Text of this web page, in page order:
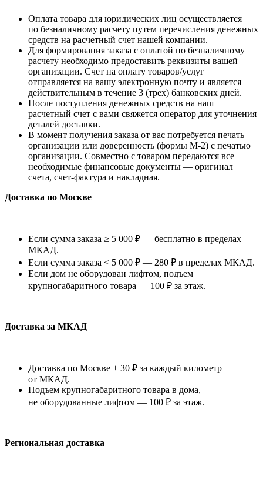
Оплата товара для юридических лиц осуществляется
по безналичному расчету путем перечисления денежных
средств на расчетный счет нашей компании.
Для формирования заказа с оплатой по безналичному
расчету необходимо предоставить реквизиты вашей
организации. Счет на оплату товаров/услуг
отправляется на вашу электронную почту и является
действительным в течение 3 (трех) банковских дней.
После поступления денежных средств на наш
расчетный счет с вами свяжется оператор для уточнения
деталей доставки.
В момент получения заказа от вас потребуется печать
организации или доверенность (формы М-2) с печатью
организации. Совместно с товаром передаются все
необходимые финансовые документы — оригинал
счета, счет-фактура и накладная.
Доставка по Москве
Если сумма заказа ≥ 5 000 ₽ — бесплатно в пределах
МКАД.
Если сумма заказа < 5 000 ₽ — 280 ₽ в пределах МКАД.
Если дом не оборудован лифтом, подъем
крупногабаритного товара — 100 ₽ за этаж.
Доставка за МКАД
Доставка по Москве + 30 ₽ за каждый километр
от МКАД.
Подъем крупногабаритного товара в дома,
не оборудованные лифтом — 100 ₽ за этаж.
Региональная доставка